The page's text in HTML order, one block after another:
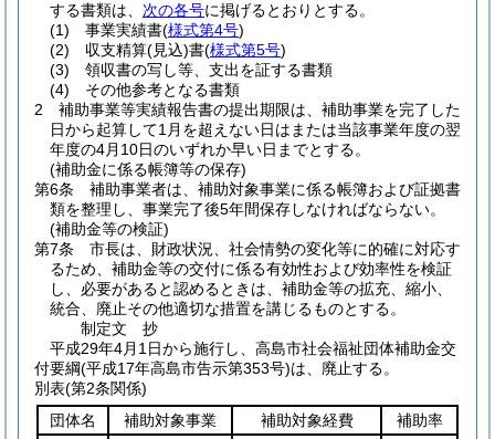
する書類は、 次の各号に掲げるとおりとする。
(1)
事業実績書(様式第4号)
(2)
収支精算(見込)書(様式第5号)
(3)
領収書の写し等、支出を証する書類
(4)
その他参考となる書類
2
補助事業等実績報告書の提出期限は、補助事業を完了した
日から起算して1月を超えない日はまたは当該事業年度の翌
年度の4月10日のいずれか早い日までとする。
(補助金に係る帳簿等の保存)
第6条
補助事業者は、補助対象事業に係る帳簿および証拠書
類を整理し、事業完了後5年間保存しなければならない。
(補助金等の検証)
第7条
市長は、財政状況、社会情勢の変化等に的確に対応す
るため、補助金等の交付に係る有効性および効率性を検証
し、必要があると認めるときは、補助金等の拡充、縮小、
統合、廃止その他適切な措置を講じるものとする。
制定文 抄
平成29年4月1日から施行し、高島市社会福祉団体補助金交
付要綱(平成17年高島市告示第353号)は、廃止する。
別表(第2条関係)
団体名
補助対象事業 補助対象経費
補助率